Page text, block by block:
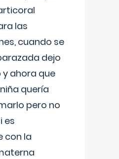
las
cuando se
dejo
ahora que
quería
pero no
es
con la